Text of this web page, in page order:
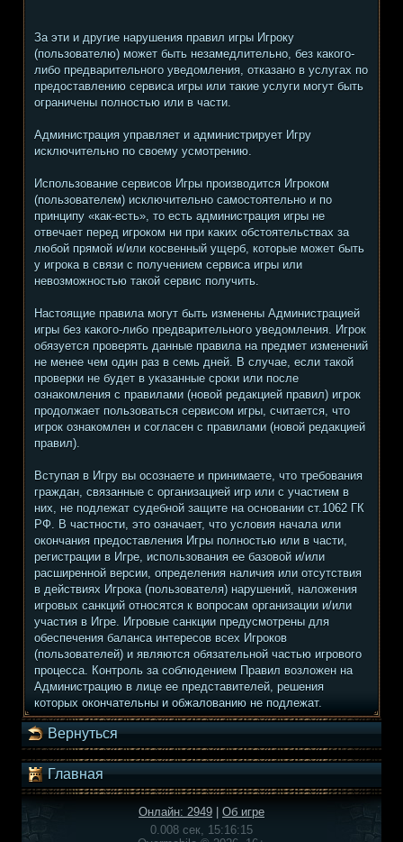
За эти и другие нарушения правил игры Игроку
(пользователю) может быть незамедлительно, без какого-
либо предварительного уведомления, отказано в услугах по
предоставлению сервиса игры или такие услуги могут быть
ограничены полностью или в части.
Администрация управляет и администрирует Игру
исключительно по своему усмотрению.
Использование сервисов Игры производится Игроком
(пользователем) исключительно самостоятельно и по
принципу «как-есть», то есть администрация игры не
отвечает перед игроком ни при каких обстоятельствах за
любой прямой и/или косвенный ущерб, которые может быть
у игрока в связи с получением сервиса игры или
невозможностью такой сервис получить.
Настоящие правила могут быть изменены Администрацией
игры без какого-либо предварительного уведомления. Игрок
обязуется проверять данные правила на предмет изменений
не менее чем один раз в семь дней. В случае, если такой
проверки не будет в указанные сроки или после
ознакомления с правилами (новой редакцией правил) игрок
продолжает пользоваться сервисом игры, считается, что
игрок ознакомлен и согласен с правилами (новой редакцией
правил).
Вступая в Игру вы осознаете и принимаете, что требования
граждан, связанные с организацией игр или с участием в
них, не подлежат судебной защите на основании ст.1062 ГК
РФ. В частности, это означает, что условия начала или
окончания предоставления Игры полностью или в части,
регистрации в Игре, использования ее базовой и/или
расширенной версии, определения наличия или отсутствия
в действиях Игрока (пользователя) нарушений, наложения
игровых санкций относятся к вопросам организации и/или
участия в Игре. Игровые санкции предусмотрены для
обеспечения баланса интересов всех Игроков
(пользователей) и являются обязательной частью игрового
процесса. Контроль за соблюдением Правил возложен на
Администрацию в лице ее представителей, решения
которых окончательны и обжалованию не подлежат.
Вернуться
Главная
Онлайн: 2949
Об игре
0.008 сек, 15:16:15